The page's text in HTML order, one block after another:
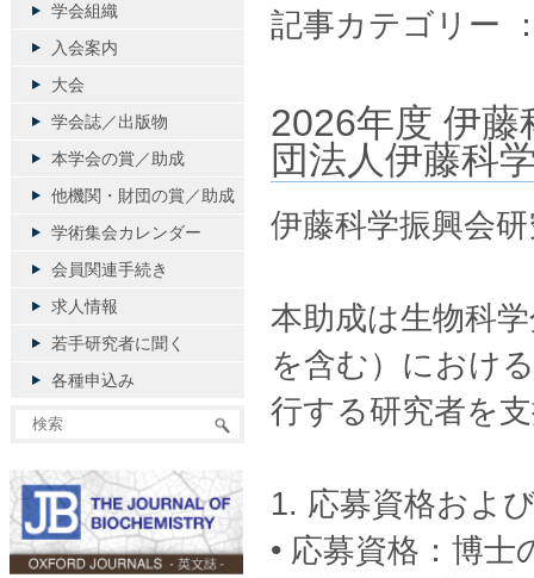
記事カテゴリー
2026年度 伊
団法人伊藤科
伊藤科学振興会
本助成は生物科
を含む）におけ
行する研究者を
1. 応募資格およ
• 応募資格：博
学会組織
入会案内
大会
学会誌／出版物
本学会の賞／助成
他機関・財団の賞／助成
学術集会カレンダー
会員関連手続き
求人情報
若手研究者に聞く
各種申込み